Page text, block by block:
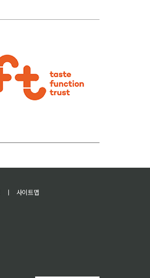
ㅣ
사이트맵